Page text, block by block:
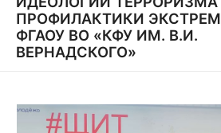
ПРОФИЛАКТИКИ
ФГАОУ ВО «КФУ ИМ. В.И.
ВЕРНАДСКОГО»